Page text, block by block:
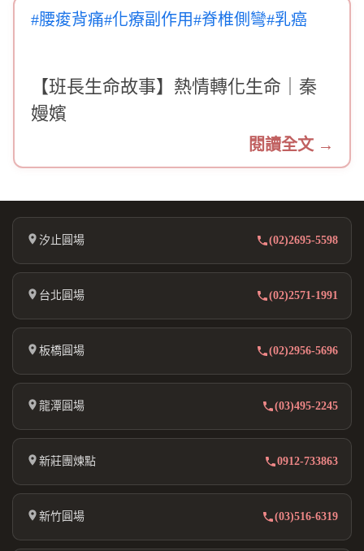
#腰痠背痛#化療副作用#脊椎側彎#乳癌
【班長生命故事】熱情轉化生命｜秦
嫚嬪
閱讀全文 →
汐止圓場 (02)2695-5598
台北圓場 (02)2571-1991
板橋圓場 (02)2956-5696
龍潭圓場 (03)495-2245
新莊團煉點 0912-733863
新竹圓場 (03)516-6319